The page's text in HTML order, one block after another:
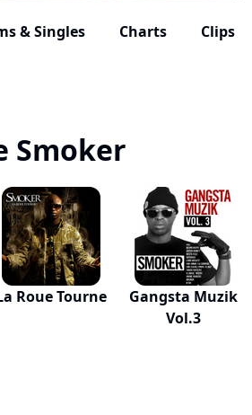
& Singles Charts Clips
Smoker
Roue Tourne
Gangsta Muzik
Vol.3